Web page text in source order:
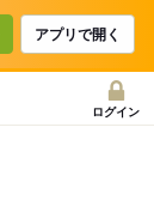
アプリで開く
ログイン